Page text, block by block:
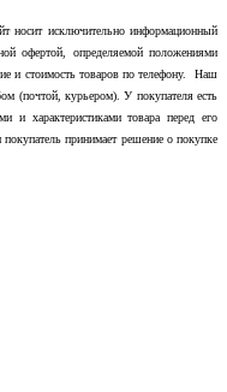
носит исключительно информационный
офертой, определяемой положениями
и стоимость товаров по телефону. Наш
(почтой, курьером). У покупателя есть
и характеристиками товара перед его
принимает решение о покупке